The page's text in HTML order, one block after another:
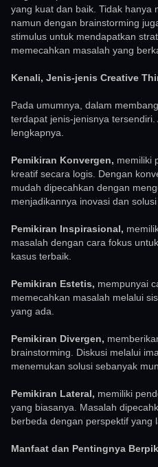
yang kuat dan baik. Tidak hanya
namun dengan brainstorming
stimulus untuk mendapatkan
memecahkan masalah yang
Kenali, Jenis-jenis Creative
Pada umumnya, dalam
terdapat jenis-jenisnya
lengkapnya.
Pemikiran Konvergen, memiliki
kreatif secara logis. Dengan
mudah dipecahkan dengan
menjadikannya inovasi dan solusi
Pemikiran Inspirasional,
masalah dengan cara fokus
kasus terbaik.
Pemikiran Estetis, mempunyai
memecahkan masalah melalui
yang ada.
Pemikiran Divergen,
brainstorming. Diskusi melalui
menemukan solusi sebanyak
Pemikiran Lateral, memiliki
yang biasanya. Masalah
berbeda dengan perspektif yang
Manfaat dan Pentingnya